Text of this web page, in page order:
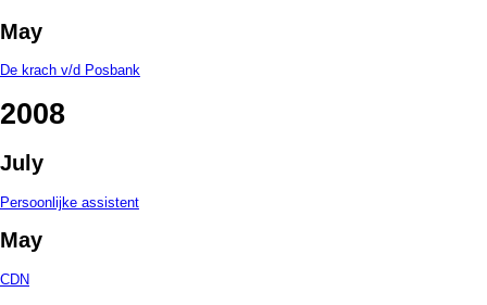
May
De krach v/d Posbank
2008
July
Persoonlijke assistent
May
CDN